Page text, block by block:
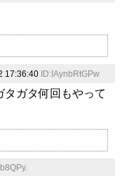
17:36:40 ID:IAynbRtGPw
ガタ何回もやって